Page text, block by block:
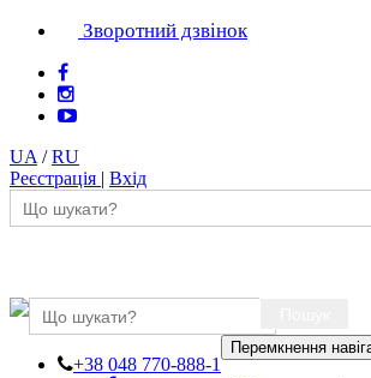
Зворотний дзвінок
UA /RU
Реєстрація | Вхід
+38 048 770-888-1
Перемкнення